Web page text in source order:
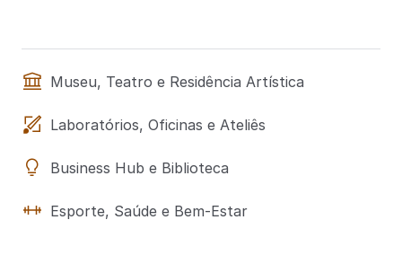
Museu, Teatro e Residência Artística
Laboratórios, Oficinas e Ateliês
Business Hub e Biblioteca
Esporte, Saúde e Bem-Estar